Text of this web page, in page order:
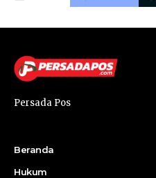
Persada Pos
Beranda
Hukum